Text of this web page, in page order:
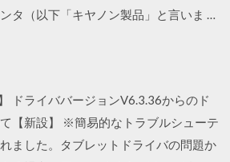
タ（以下「キヤノン製品」と言いま …
ドライババージョンV6.3.36からのド
【新設】 ※簡易的なトラブルシューテ
ました。タブレットドライバの問題か